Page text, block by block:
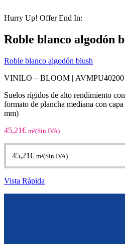
Hurry Up! Offer End In:
Roble blanco algodón
Roble blanco algodón blush
VINILO – BLOOM | AVMPU40200
Suelos rígidos de alto rendimiento
formato de plancha mediana con
mm)
45,21€ m²(Sin IVA)
45,21€ m²(Sin IVA)
Vista Rápida